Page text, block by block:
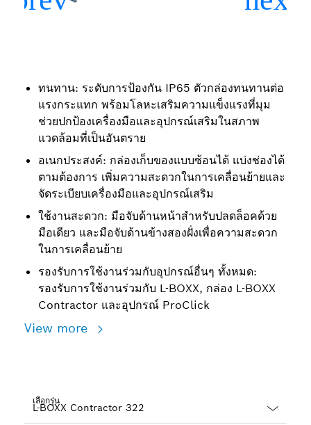
ทนทาน: ระดับการป้องกัน IP65 ตัวกล่องทนทานต่อ
แรงกระแทก พร้อมโลหะเสริมความแข็งแรงที่มุม
ช่วยปกป้องเครื่องมือและอุปกรณ์เสริมในสภาพ
แวดล้อมที่เป็นอันตราย
อเนกประสงค์: กล่องเก็บของแบบซ้อนได้ แบ่งช่องได้
ตามต้องการ เพิ่มความสะดวกในการเคลื่อนย้ายและ
จัดระเบียบเครื่องมือและอุปกรณ์เสริม
ใช้งานสะดวก: มือจับด้านหน้าสำหรับปลดล็อคด้วย
มือเดียว และมือจับด้านข้างสองฝั่งเพื่อความสะดวก
ในการเคลื่อนย้าย
รองรับการใช้งานร่วมกับอุปกรณ์อื่นๆ ทั้งหมด:
รองรับการใช้งานร่วมกับ L-BOXX, กล่อง L-BOXX
Contractor และอุปกรณ์ ProClick
View more
เลือกรุ่น